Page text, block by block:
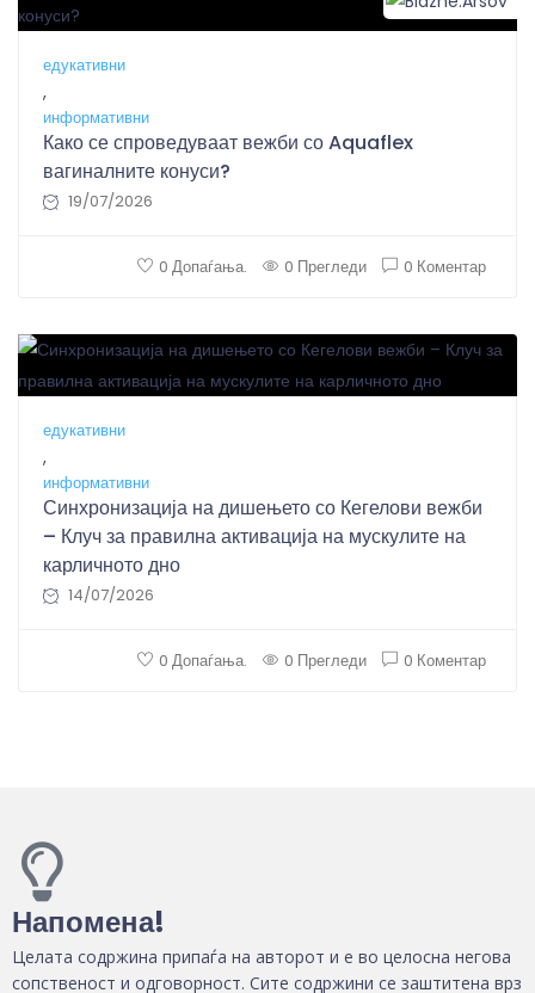
едукативни
,
информативни
Како се спроведуваат вежби со Aquaflex
вагиналните конуси?
19/07/2026
0 Допаѓања. 0 Прегледи 0 Коментар
едукативни
,
информативни
Синхронизација на дишењето со Кегелови вежби
– Клуч за правилна активација на мускулите на
карличното дно
14/07/2026
0 Допаѓања. 0 Прегледи 0 Коментар
Напомена!
Целата содржина припаѓа на авторот и е во целосна негова
сопственост и одговорност. Сите содржини се заштитена врз